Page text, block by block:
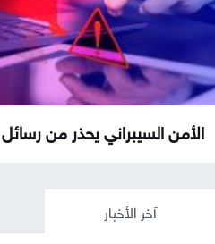
الأمن السيبراني يحذر من
آخر الأخبار